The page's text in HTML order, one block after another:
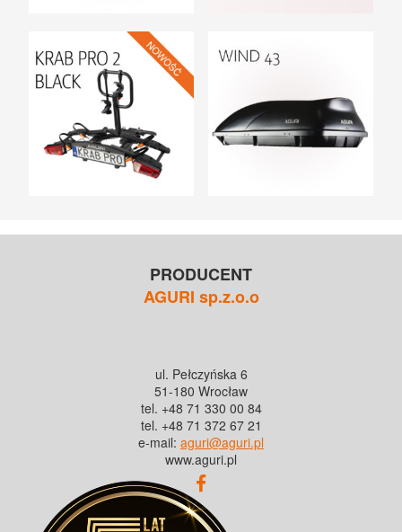
PRODUCENT
AGURI sp.z.o.o
ul. Pełczyńska 6
51-180 Wrocław
tel. +48 71 330 00 84
tel. +48 71 372 67 21
e-mail: aguri@aguri.pl
www.aguri.pl
